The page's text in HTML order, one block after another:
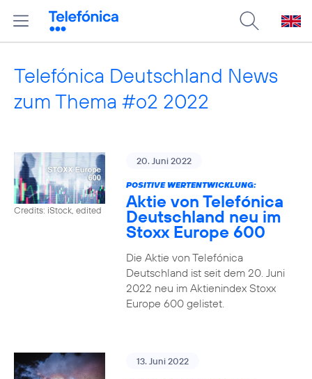
Telefónica Deutschland News
zum Thema #o2 2022
Credits: iStock, edited
20. Juni 2022
POSITIVE WERTENTWICKLUNG:
Aktie von Telefónica
Deutschland neu im
Stoxx Europe 600
Die Aktie von Telefónica
Deutschland ist seit dem 20. Juni
2022 neu im Aktienindex Stoxx
Europe 600 gelistet.
13. Juni 2022